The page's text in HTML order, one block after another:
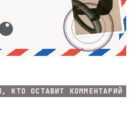
КТО ОСТАВИТ КОММЕНТАРИЙ